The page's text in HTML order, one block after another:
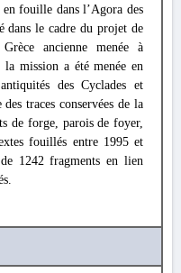
fouille dans l’Agora des
dans le cadre du projet de
ancienne menée à
mission a été menée en
des Cyclades et
traces conservées de la
de forge, parois de foyer,
fouillés entre 1995 et
1242 fragments en lien